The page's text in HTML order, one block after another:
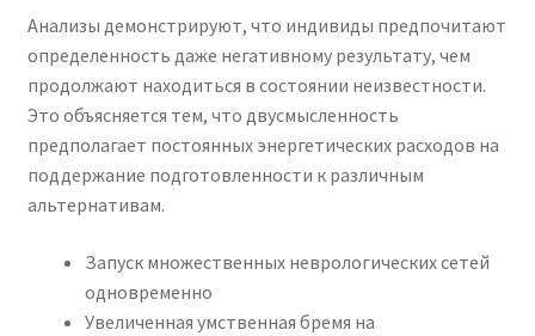
Анализы демонстрируют, что индивиды предпочитают
определенность даже негативному результату, чем
продолжают находиться в состоянии неизвестности.
Это объясняется тем, что двусмысленность
предполагает постоянных энергетических расходов на
поддержание подготовленности к различным
альтернативам.
Запуск множественных неврологических сетей
одновременно
Увеличенная умственная бремя на